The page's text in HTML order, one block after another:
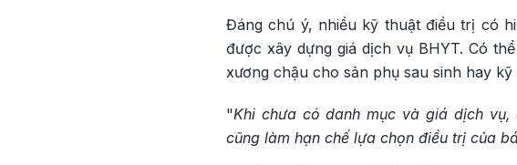
Đáng chú ý, nhiều kỹ thuật điều trị có
được xây dựng giá dịch vụ BHYT. Có
xương chậu cho sản phụ sau sinh hay
"Khi chưa có danh mục và giá dịch
cũng làm hạn chế lựa chọn điều trị của